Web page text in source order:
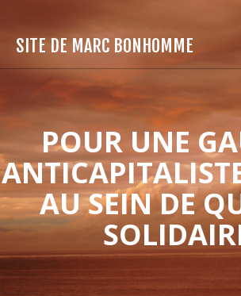
SITE DE MARC BONHOMME
POUR UNE
AU SEIN DE